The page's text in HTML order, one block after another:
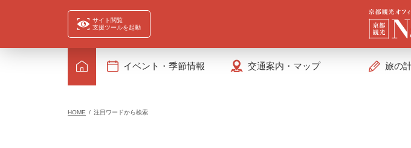
サイト閲覧
支援ツールを起動
イベント・季節情報 交通案内・マップ 旅の
HOME 注目ワードから検索